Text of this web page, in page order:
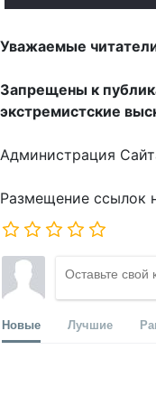
Уважаемые
Запрещены к
экстремистские
Администрация
Размещение ссылок
Новые Лучшие